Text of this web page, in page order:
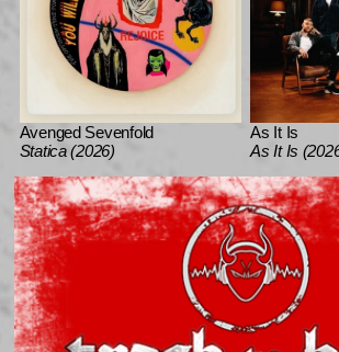
Avenged Sevenfold
Statica (2026)
As It Is
As It Is